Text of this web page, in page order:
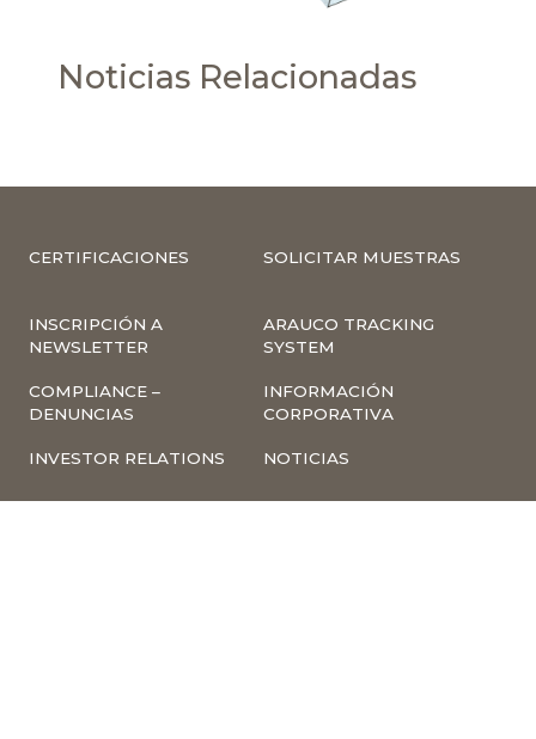
Noticias Relacionadas
CERTIFICACIONES SOLICITAR MUESTRAS
INSCRIPCIÓN A
NEWSLETTER
ARAUCO TRACKING
SYSTEM
COMPLIANCE –
DENUNCIAS
INFORMACIÓN
CORPORATIVA
INVESTOR RELATIONS NOTICIAS